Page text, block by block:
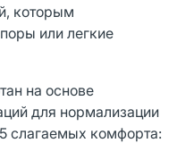
которым
или легкие
на основе
для нормализации
слагаемых комфорта: